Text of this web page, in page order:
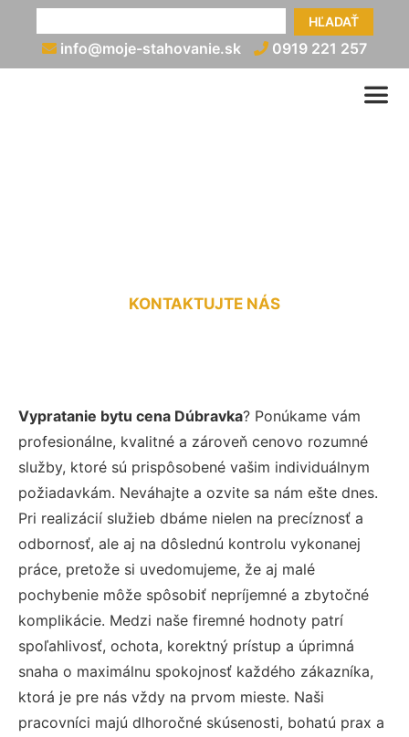
HĽADAŤ
info@moje-stahovanie.sk 0919 221 257
KONTAKTUJTE NÁS
Vypratanie bytu cena Dúbravka? Ponúkame vám
profesionálne, kvalitné a zároveň cenovo rozumné
služby, ktoré sú prispôsobené vašim individuálnym
požiadavkám. Neváhajte a ozvite sa nám ešte dnes.
Pri realizácií služieb dbáme nielen na precíznosť a
odbornosť, ale aj na dôslednú kontrolu vykonanej
práce, pretože si uvedomujeme, že aj malé
pochybenie môže spôsobiť nepríjemné a zbytočné
komplikácie. Medzi naše firemné hodnoty patrí
spoľahlivosť, ochota, korektný prístup a úprimná
snaha o maximálnu spokojnosť každého zákazníka,
ktorá je pre nás vždy na prvom mieste. Naši
pracovníci majú dlhoročné skúsenosti, bohatú prax a